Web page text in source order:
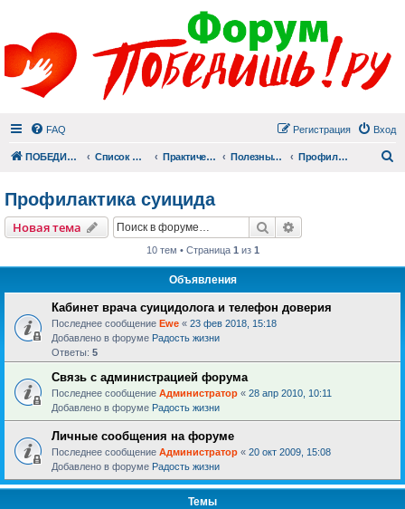
FAQ Вход
Регистрация
ПОБЕДИШЬ.РУ Список форумов Практический раздел Полезные материалы Профилактика суицида
Профилактика суицида
Новая тема Поиск
10 тем • Страница 1 из 1
Объявления
Кабинет врача суицидолога и телефон доверия
Последнее сообщение Ewe « 23 фев 2018, 15:18
Добавлено в форуме Радость жизни
Ответы: 5
Связь с администрацией форума
Последнее сообщение Администратор « 28 апр 2010, 10:11
Добавлено в форуме Радость жизни
Личные сообщения на форуме
Последнее сообщение Администратор « 20 окт 2009, 15:08
Добавлено в форуме Радость жизни
Темы